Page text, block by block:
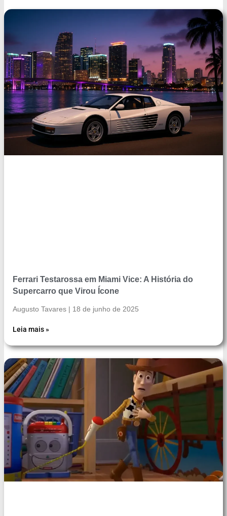
Ferrari Testarossa em Miami Vice: A História do
Supercarro que Virou Ícone
Augusto Tavares 18 de junho de 2025
Leia mais »